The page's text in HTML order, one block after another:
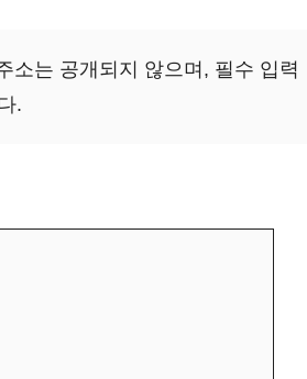
소는 공개되지 않으며, 필수 입력
.